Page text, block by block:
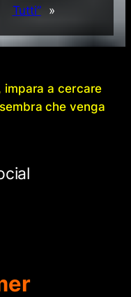
Tutti”
»
impara a cercare
che venga